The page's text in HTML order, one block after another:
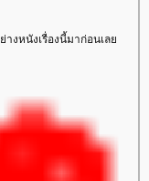
างหนังเรื่องนี้มาก่อนเล